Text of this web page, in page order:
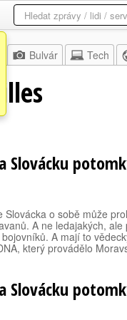
Bulvár Tech
Slovácku
Slovácka o sobě může
A ne ledajakých,
A mají to
který provádělo
Slovácku